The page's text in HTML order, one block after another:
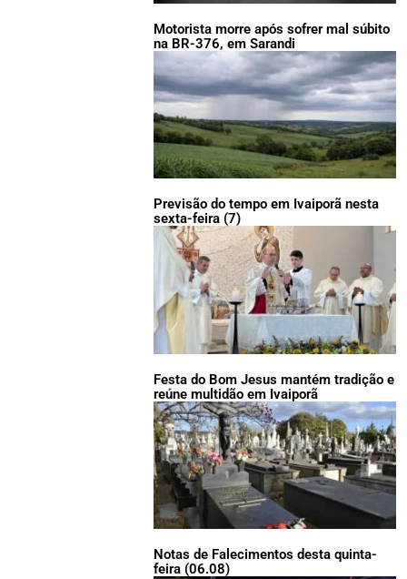
Motorista morre após sofrer mal súbito
na BR-376, em Sarandi
Previsão do tempo em Ivaiporã nesta
sexta-feira (7)
Festa do Bom Jesus mantém tradição e
reúne multidão em Ivaiporã
Notas de Falecimentos desta quinta-
feira (06.08)